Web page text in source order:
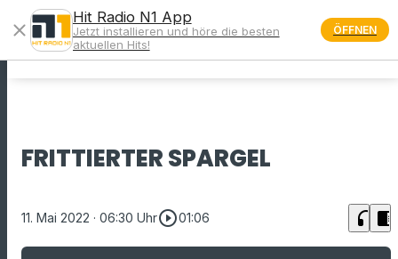
menu
FRITTIERTER SPARGEL
11. Mai 2022 · 06:30 Uhrplay_circle_outline01:06 headphones chrome_reader_mode
close
Hit Radio N1 App
Jetzt installieren und höre die besten
aktuellen Hits!
ÖFFNEN